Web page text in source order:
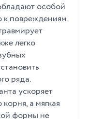
особой
к повреждениям.
легко
ряда.
ускоряет
а мягкая
формы не